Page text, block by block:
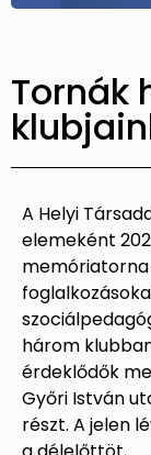
Tornák
A Helyi
elemeként
memóriatorna
három
érdeklődők
Győri István
részt. A jelen